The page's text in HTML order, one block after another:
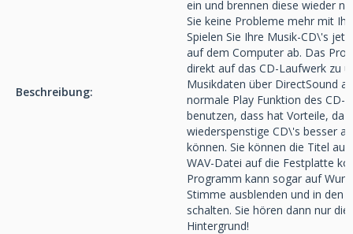
Beschreibung:
ein und brennen diese wieder
Sie keine Probleme mehr mit
Spielen Sie Ihre Musik-CD\'s
auf dem Computer ab. Das
direkt auf das CD-Laufwerk zu
Musikdaten über DirectSound
normale Play Funktion des CD-
benutzen, dass hat Vorteile, da
wiederspenstige CD\'s besser
können. Sie können die Titel
WAV-Datei auf die Festplatte
Programm kann sogar auf
Stimme ausblenden und in den
schalten. Sie hören dann nur
Hintergrund!